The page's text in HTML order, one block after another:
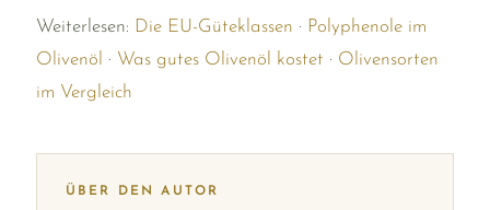
Weiterlesen: Die EU-Güteklassen · Polyphenole im
Olivenöl
· Was gutes Olivenöl kostet · Olivensorten
im Vergleich
ÜBER DEN AUTOR